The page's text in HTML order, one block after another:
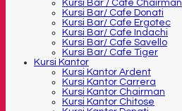
Kursi Bar / Cafe Chairman
Kursi Bar/ Cafe Donati
Kursi Bar/ Cafe Ergotec
Kursi Bar/ Cafe Indachi
Kursi Bar/ Cafe Savello
Kursi Bar/ Cafe Tiger
Kursi Kantor
Kursi Kantor Ardent
Kursi Kantor Carrera
Kursi Kantor Chairman
Kursi Kantor Chitose